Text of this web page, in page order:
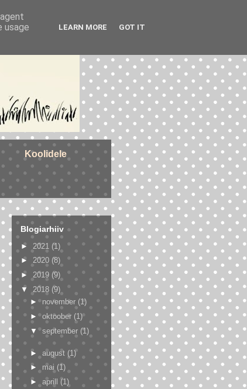
Koolidele
Blogiarhiiv
► 2021 (1)
► 2020 (8)
► 2019 (9)
▼ 2018 (9)
► november (1)
►oktoober (1)
▼september (1)
► august (1)
► mai (1)
► aprill (1)
usage
LEARN MORE GOT IT